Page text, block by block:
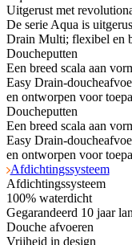
Uitgerust met
De serie Aqua is
Drain Multi; flexibel en
Doucheputten
Een breed scala aan
Easy Drain-
en ontworpen voor
Doucheputten
Een breed scala aan
Easy Drain-
en ontworpen voor
Afdichtingssysteem
Afdichtingssysteem
100% waterdicht
Gegarandeerd 10 jaar
Douche afvoeren
Vrijheid in design